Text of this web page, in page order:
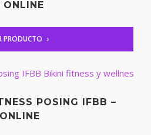
ONLINE
PRODUCTO
POSING IFBB –
ONLINE